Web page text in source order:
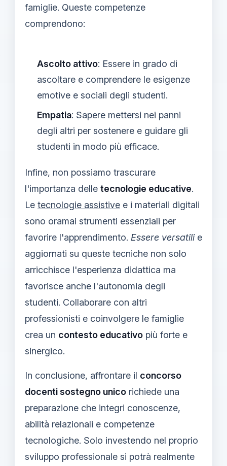
famiglie. Queste competenze
comprendono:
Ascolto attivo: Essere in grado di
ascoltare e comprendere le esigenze
emotive e sociali degli studenti.
Empatia: Sapere mettersi nei panni
degli altri per sostenere e guidare gli
studenti in modo più efficace.
Infine, non possiamo trascurare
l'importanza delle tecnologie educative.
Le tecnologie assistive e i materiali digitali
sono oramai strumenti essenziali per
favorire l'apprendimento. Essere versatilie
aggiornati su queste tecniche non solo
arricchisce l'esperienza didattica ma
favorisce anche l'autonomia degli
studenti. Collaborare con altri
professionisti e coinvolgere le famiglie
crea un contesto educativo più forte e
sinergico.
In conclusione, affrontare il concorso
docenti sostegno unico richiede una
preparazione che integri conoscenze,
abilità relazionali e competenze
tecnologiche. Solo investendo nel proprio
sviluppo professionale si potrà realmente